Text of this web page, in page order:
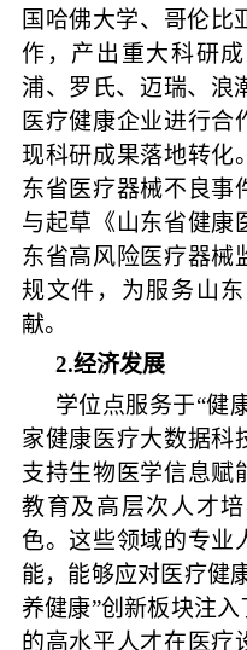
国哈佛大学、哥伦比
作，产出重大科研
浦、罗氏、迈瑞、浪
医疗健康企业进行合
现科研成果落地转化
东省医疗器械不良事
与起草《山东省健康
东省高风险医疗器械
规文件，为服务山
献。
2.经济发展
学位点服务于“健
家健康医疗大数据科
支持生物医学信息赋
教育及高层次人才
色。这些领域的专业
能，能够应对医疗健
养健康”创新板块注
的高水平人才在医疗